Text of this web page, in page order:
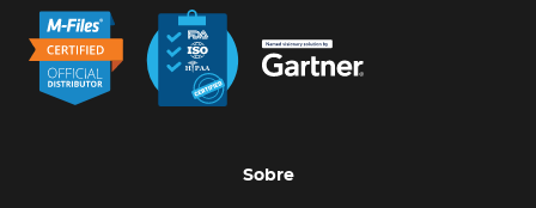
Sobre